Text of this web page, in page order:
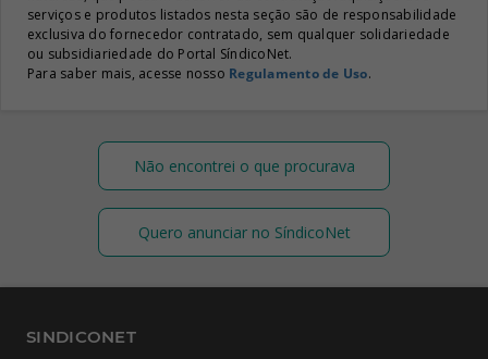
serviços e produtos listados nesta seção são de responsabilidade
exclusiva do fornecedor contratado, sem qualquer solidariedade
ou subsidiariedade do Portal SíndicoNet.
Para saber mais, acesse nosso Regulamento de Uso.
Não encontrei o que procurava
Quero anunciar no SíndicoNet
SINDICONET